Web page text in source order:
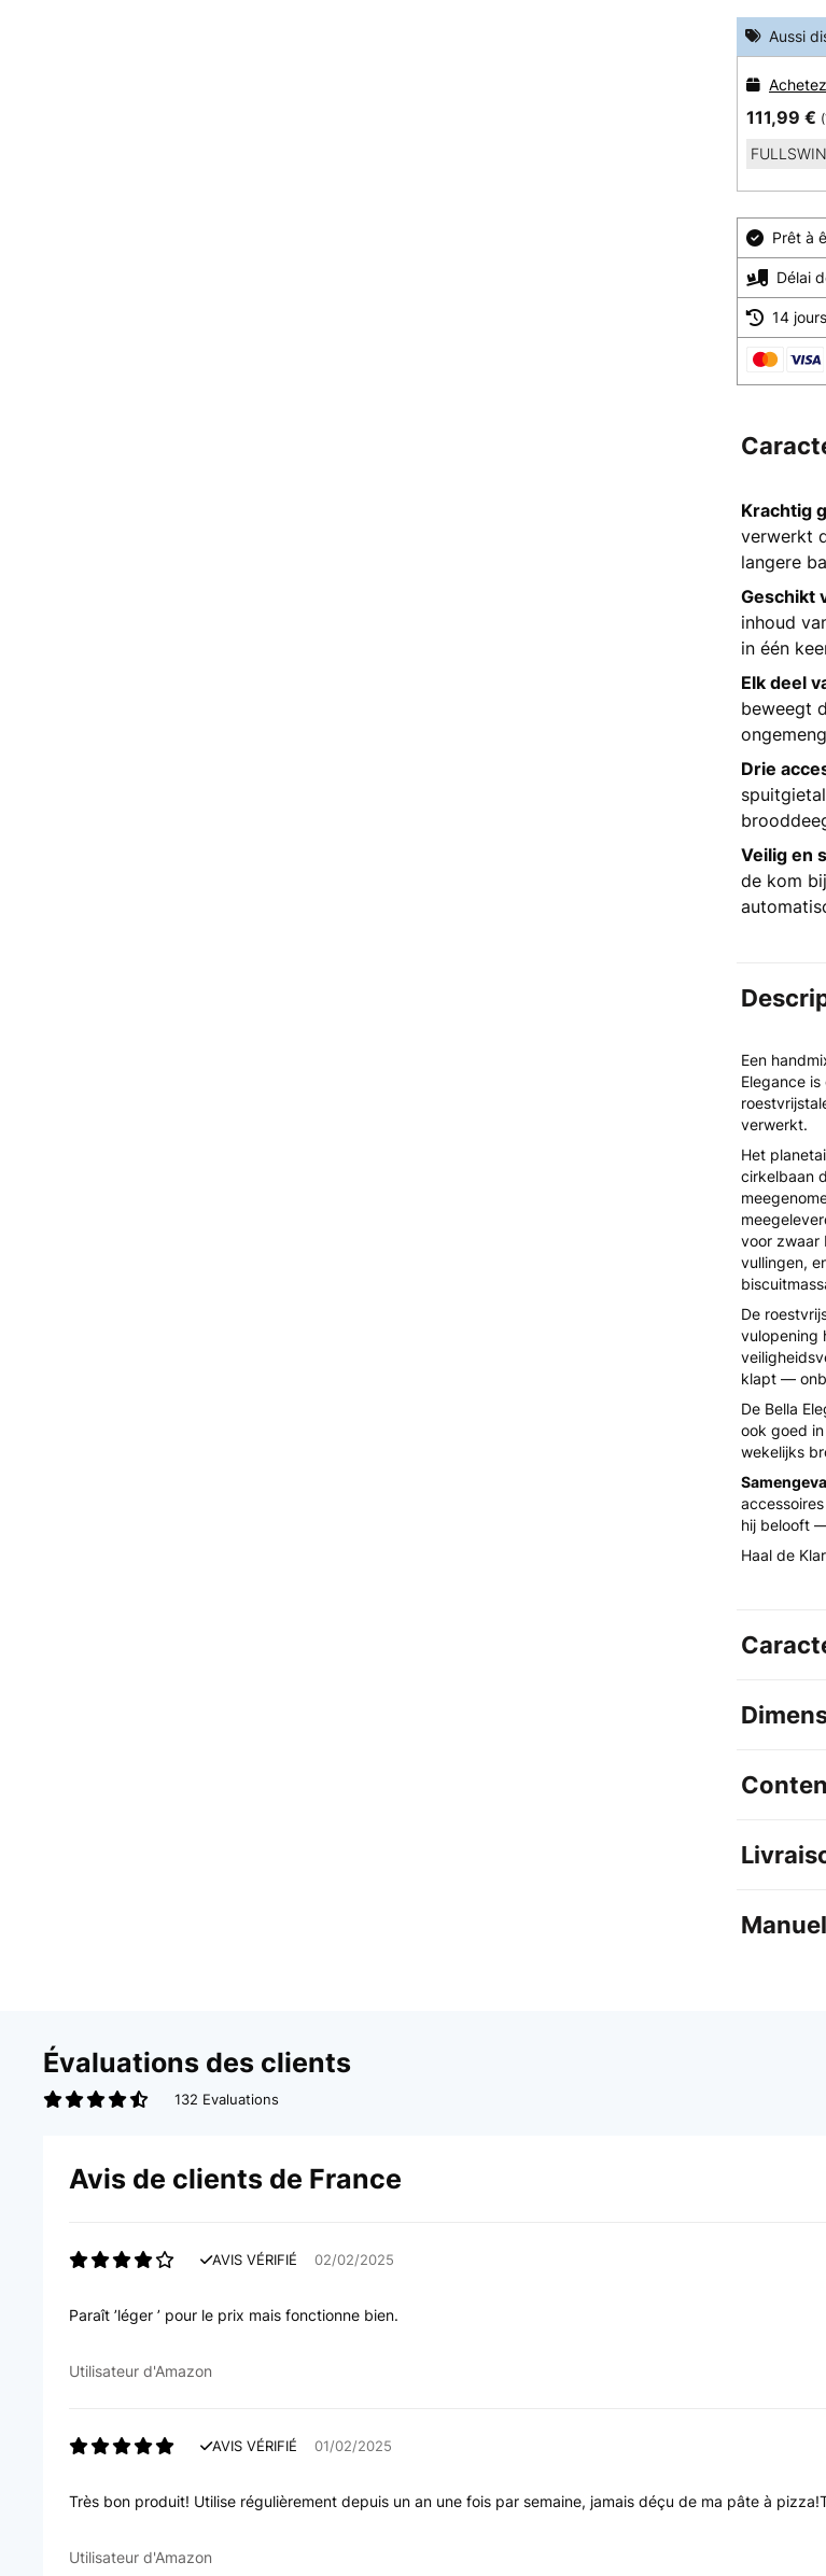
Aussi
111,99 €
Prêt à
Délai
14
Krachtig
verwerkt
langere
Geschikt
inhoud
in één
Elk deel
beweegt
Drie
Veilig en
de kom
Een
Elegance
verwerkt.
Het
cirkelbaan
voor zwaar
vullingen,
De
vulopening
klapt —
De Bella
ook goed
wekelijks
hij belooft
Haal de
Évaluations des clients
132 Evaluations
Avis de clients de France
AVIS VÉRIFIÉ 02/02/2025
Paraît ’léger ’ pour le prix mais fonctionne bien.
Utilisateur d'Amazon
AVIS VÉRIFIÉ 01/02/2025
Très bon produit! Utilise régulièrement depuis un an une fois par semaine, jamais déçu de ma pâte à
Utilisateur d'Amazon